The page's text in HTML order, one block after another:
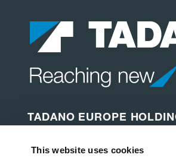
This website uses cookies
TADANO EUROPE
66482 Zweibrücken